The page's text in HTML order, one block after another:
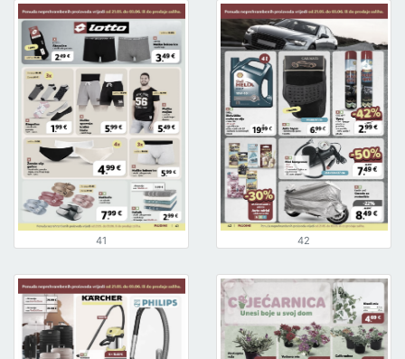
41 42